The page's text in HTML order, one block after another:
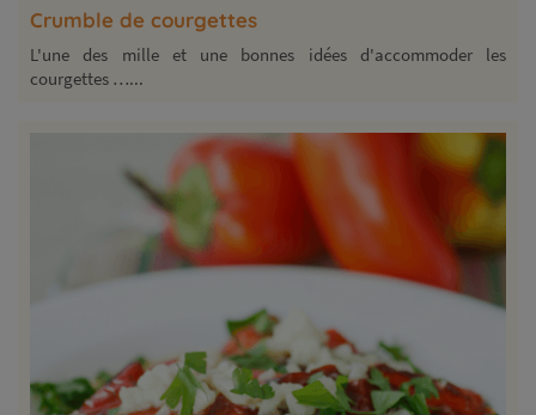
Crumble de courgettes
L'une des mille et une bonnes idées d'accommoder les
courgettes …...